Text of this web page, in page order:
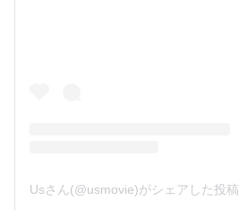
Usさん(@usmovie)がシェアした投稿